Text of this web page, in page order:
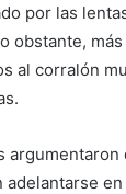
por las
obstante,
al corralón
argumentaron